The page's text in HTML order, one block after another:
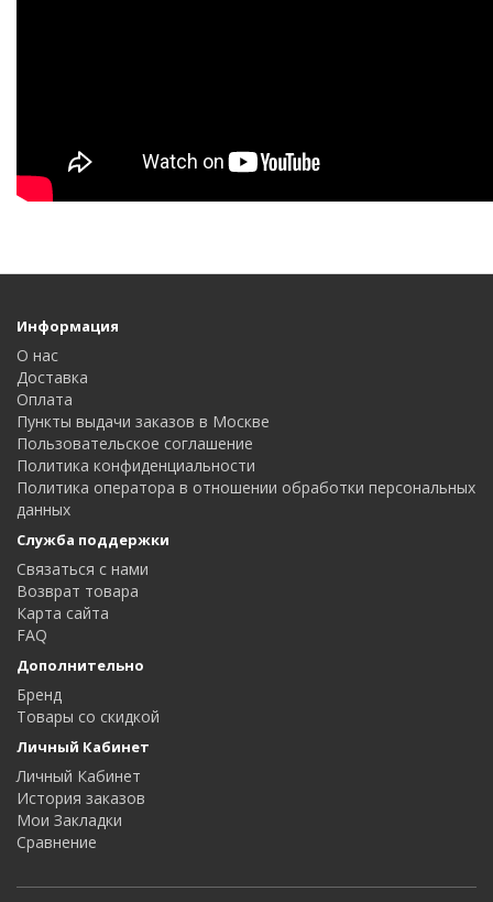
Информация
О нас
Доставка
Оплата
Пункты выдачи заказов в Москве
Пользовательское соглашение
Политика конфиденциальности
Политика оператора в отношении обработки персональных
данных
Служба поддержки
Связаться с нами
Возврат товара
Карта сайта
FAQ
Дополнительно
Бренд
Товары со скидкой
Личный Кабинет
Личный Кабинет
История заказов
Мои Закладки
Сравнение